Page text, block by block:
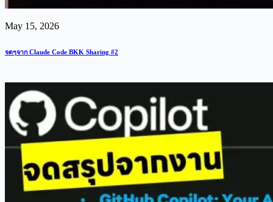
May 15, 2026
จดๆจาก Claude Code BKK Sharing #2